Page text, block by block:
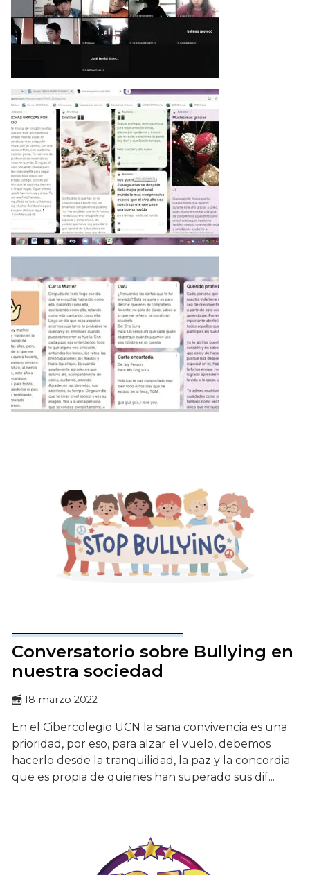
Conversatorio sobre Bullying en
nuestra sociedad
18 marzo 2022
En el Cibercolegio UCN la sana convivencia es una
prioridad, por eso, para alzar el vuelo, debemos
hacerlo desde la tranquilidad, la paz y la concordia
que es propia de quienes han superado sus dif...